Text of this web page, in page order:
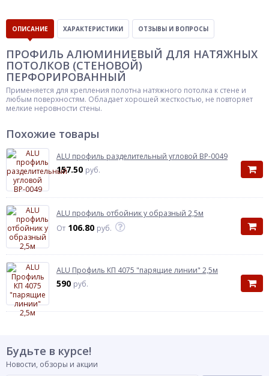
ОПИСАНИЕ ХАРАКТЕРИСТИКИ ОТЗЫВЫ И ВОПРОСЫ
ПРОФИЛЬ АЛЮМИНИЕВЫЙ ДЛЯ НАТЯЖНЫХ
ПОТОЛКОВ (СТЕНОВОЙ)
ПЕРФОРИРОВАННЫЙ
Применяется для крепления полотна натяжного потолка к стене и
любым поверхностям. Обладает хорошей жесткостью, не повторяет
мелкие неровности стены.
Похожие товары
ALU профиль разделительный угловой ВР-0049
157.50 руб.
ALU профиль отбойник у образный 2,5м
От 106.80 руб.
ALU Профиль КП 4075 "парящие линии" 2,5м
590 руб.
Будьте в курсе!
Новости, обзоры и акции